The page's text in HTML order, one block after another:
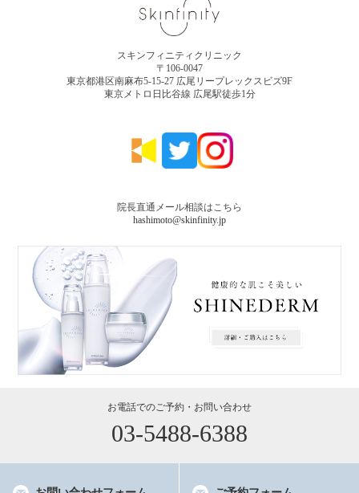
スキンフィニティクリニック
〒106-0047
東京都港区南麻布5-15-27 広尾リープレックスビズ9F
東京メトロ日比谷線 広尾駅徒歩1分
院長直通メール相談はこちら
hashimoto@skinfinity.jp
03-5488-6388